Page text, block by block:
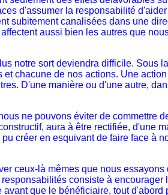
d'assumer la responsabilité
subitement canalisées dans une
aussi bien les autres que
notre sort deviendra difficile. Sous
chacune de nos actions. Une
D'une manière ou d'une autre,
ne pouvons éviter de commettre
aura à être rectifiée, d'une
créer en esquivant de faire face à
ceux-là mêmes que nous
consiste à
que le bénéficiaire, tout